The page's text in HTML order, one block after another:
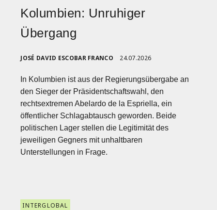
Kolumbien: Unruhiger
Übergang
JOSÉ DAVID ESCOBAR FRANCO 24.07.2026
In Kolumbien ist aus der Regierungsübergabe an
den Sieger der Präsidentschaftswahl, den
rechtsextremen Abelardo de la Espriella, ein
öffentlicher Schlagabtausch geworden. Beide
politischen Lager stellen die Legitimität des
jeweiligen Gegners mit unhaltbaren
Unterstellungen in Frage.
INTERGLOBAL